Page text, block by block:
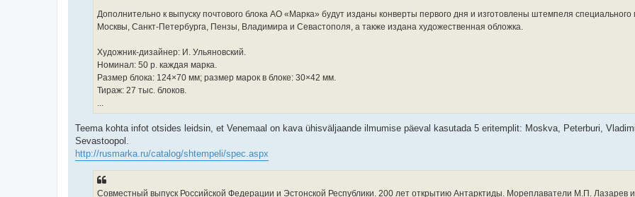
Дополнительно к выпуску почтового блока АО «Марка» будут изданы конверты первого дня и изготовлены штемпеля специального
Москвы, Санкт-Петербурга, Пензы, Владимира и Севастополя, а также издана художественная обложка.
Художник-дизайнер: И. Ульяновский.
Номинал: 50 р. каждая марка.
Размер блока: 124×70 мм; размер марок в блоке: 30×42 мм.
Тираж: 27 тыс. блоков.
...
Teema kohta infot otsides leidsin, et Venemaal on kava ühisväljaande ilmumise päeval kasutada 5 eritemplit: Moskva, Peterburi,
Sevastoopol.
http://rusmarka.ru/catalog/shtempeli/spec.aspx
Совместный выпуск Российской Федерации и Эстонской Республики. 200 лет открытию Антарктиды. Мореплаватели М.П. Лазарев